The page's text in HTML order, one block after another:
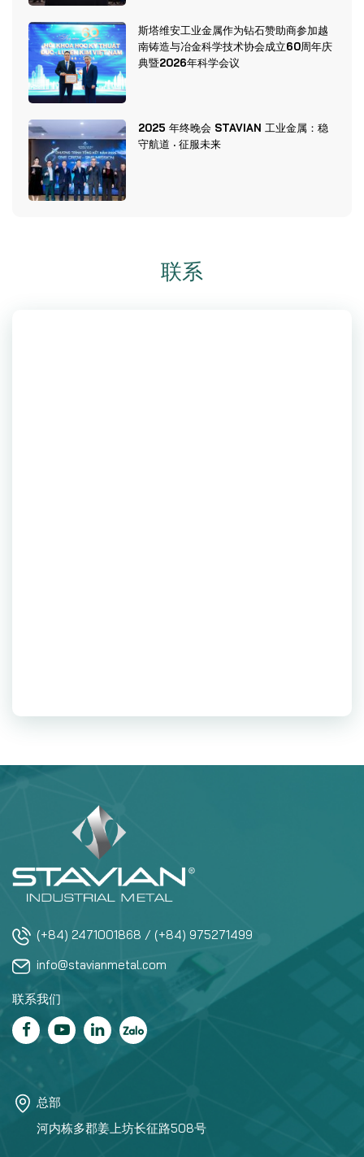
斯塔维安工业金属作为钻石赞助商参加越
南铸造与冶金科学技术协会成立60周年庆
典暨2026年科学会议
2025 年终晚会 STAVIAN 工业金属：稳
守航道 · 征服未来
联系
(+84) 2471001868 / (+84) 975271499
info@stavianmetal.com
联系我们
总部
河内栋多郡姜上坊长征路508号